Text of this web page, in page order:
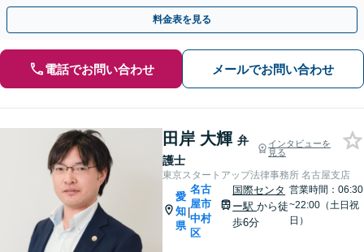
ートナー」になります【駐車場完備】
料金表を見る
電話でお問い合わせ メールでお問い合わせ
田岸 大輝 弁
護士
インタビューを
見る
東京スタートアップ法律事務所 名古屋支店
愛
知
県
|
名古
屋市
中村
区
国際センタ
ー駅から徒
歩6分
営業時間：06:30
~22:00（土日祝
日）